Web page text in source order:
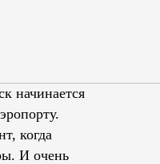
начинается
когда
И очень